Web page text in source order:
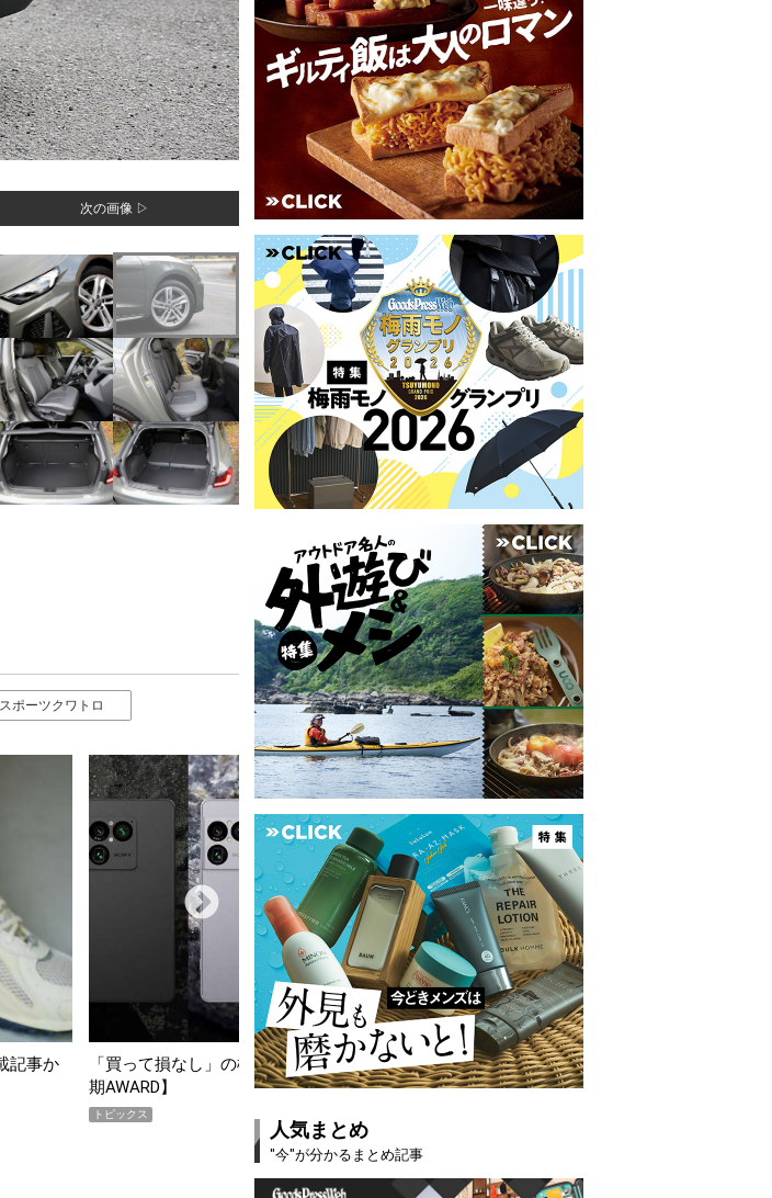
次の画像 ▷
スポーツクワトロ
上半
薄着になる季節の夏こそ“映える”タフな腕時計を。G-
SHOCK「GRAVITYMASTER」は本当に機能も見た…
PR
【編集部員が選んだ「指名買
らイチオシアイテムをピック
人気まとめ
"今"が分かるまとめ記事